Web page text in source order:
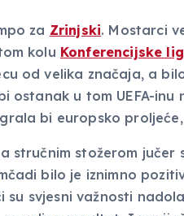
za Zrinjski. Mostarci
kolu Konferencijske
od velika značaja, a
ostanak u tom UEFA-
bi europsko proljeće,
stručnim stožerom jučer
bilo je iznimno
svjesni važnosti